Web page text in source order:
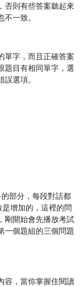
否則有些答案聽起來
一致。
單字，而且正確答案
題目有相同單字，選
選項。
部分，每段對話都
增加的，這裡的問
剛開始會先播放考試
一個題組的三個問題
容，當你掌握住閱讀